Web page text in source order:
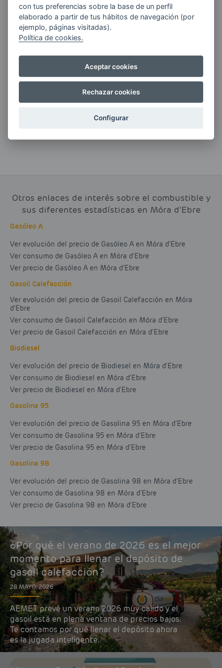
ENERGIAS por cualquier medio, incluido
electrónico.Más información
Si tienes alguna duda durante el
pedido escríbenos a:
contacto@clickgasoil.com
Otros enlaces de interés sobre el combustible y
sus diferentes estadísticas en Móra d'Ebre
Gasóleo A
Ver evolución del precio de Gasóleo A en Móra d'Ebre
Ver consumo de Gasóleo A en Móra d'Ebre
Ver precio de Gasóleo A en Móra d'Ebre
Gasoil Calefacción
Ver evolución del precio de Gasoil Calefacción en Móra
d'Ebre
Ver consumo de Gasoil Calefacción en Móra d'Ebre
Ver precio de Gasoil Calefacción en Móra d'Ebre
Biodiesel
Ver evolución del precio de Biodiesel en Móra d'Ebre
Ver consumo de Biodiesel en Móra d'Ebre
Ver precio de Biodiesel en Móra d'Ebre
Gasolina 95
Ver evolución del precio de Gasolina 95 en Móra d'Ebre
Ver consumo de Gasolina 95 en Móra d'Ebre
Ver precio de Gasolina 95 en Móra d'Ebre
Gasolina 98
Ver evolución del precio de Gasolina 98 en Móra d'Ebre
Ver consumo de Gasolina 98 en Móra d'Ebre
Ver precio de Gasolina 98 en Móra d'Ebre
¿Por qué el verano de 2026 es el mejor
momento para llenar el depósito de
gasoil calefacción?
28 MAYO, 2026
AEMET prevé un verano 2026 muy cálido y el
gasoil está en plena ventana de precios bajos.
Te contamos por qué llenar el depósito ahora
es la jugada inteligente.
con tus preferencias sobre la base de un perfil
elaborado a partir de tus hábitos de navegación (por
ejemplo, páginas visitadas).
Política de cookies.
Aceptar cookies
Rechazar cookies
Configurar